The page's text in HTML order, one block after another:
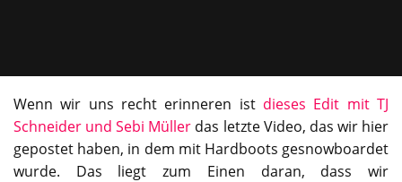
Wenn wir uns recht erinneren ist dieses Edit mit TJ
Schneider und Sebi Müller das letzte Video, das wir hier
gepostet haben, in dem mit Hardboots gesnowboardet
wurde. Das liegt zum Einen daran, dass wir